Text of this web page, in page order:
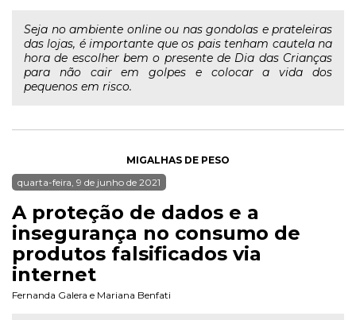
Seja no ambiente online ou nas gondolas e prateleiras
das lojas, é importante que os pais tenham cautela na
hora de escolher bem o presente de Dia das Crianças
para não cair em golpes e colocar a vida dos
pequenos em risco.
MIGALHAS DE PESO
quarta-feira, 9 de junho de 2021
A proteção de dados e a
insegurança no consumo de
produtos falsificados via
internet
Fernanda Galera e Mariana Benfati